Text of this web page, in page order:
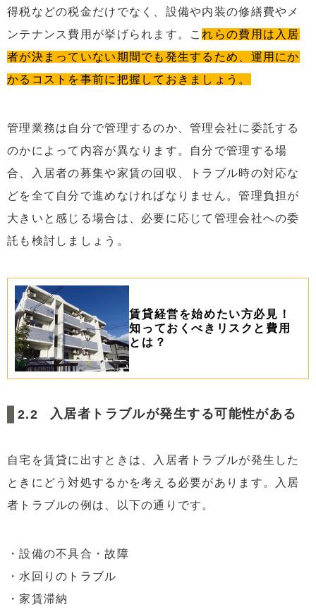
得税などの税金だけでなく、設備や内装の修繕費やメ
ンテナンス費用が挙げられます。これらの費用は入居
者が決まっていない期間でも発生するため、運用にか
かるコストを事前に把握しておきましょう。
管理業務は自分で管理するのか、管理会社に委託する
のかによって内容が異なります。自分で管理する場
合、入居者の募集や家賃の回収、トラブル時の対応な
どを全て自分で進めなければなりません。管理負担が
大きいと感じる場合は、必要に応じて管理会社への委
託も検討しましょう。
賃貸経営を始めたい方必見！
知っておくべきリスクと費用
とは？
入居者トラブルが発生する可能性がある
自宅を賃貸に出すときは、入居者トラブルが発生した
ときにどう対処するかを考える必要があります。入居
者トラブルの例は、以下の通りです。
・設備の不具合・故障
・水回りのトラブル
・家賃滞納